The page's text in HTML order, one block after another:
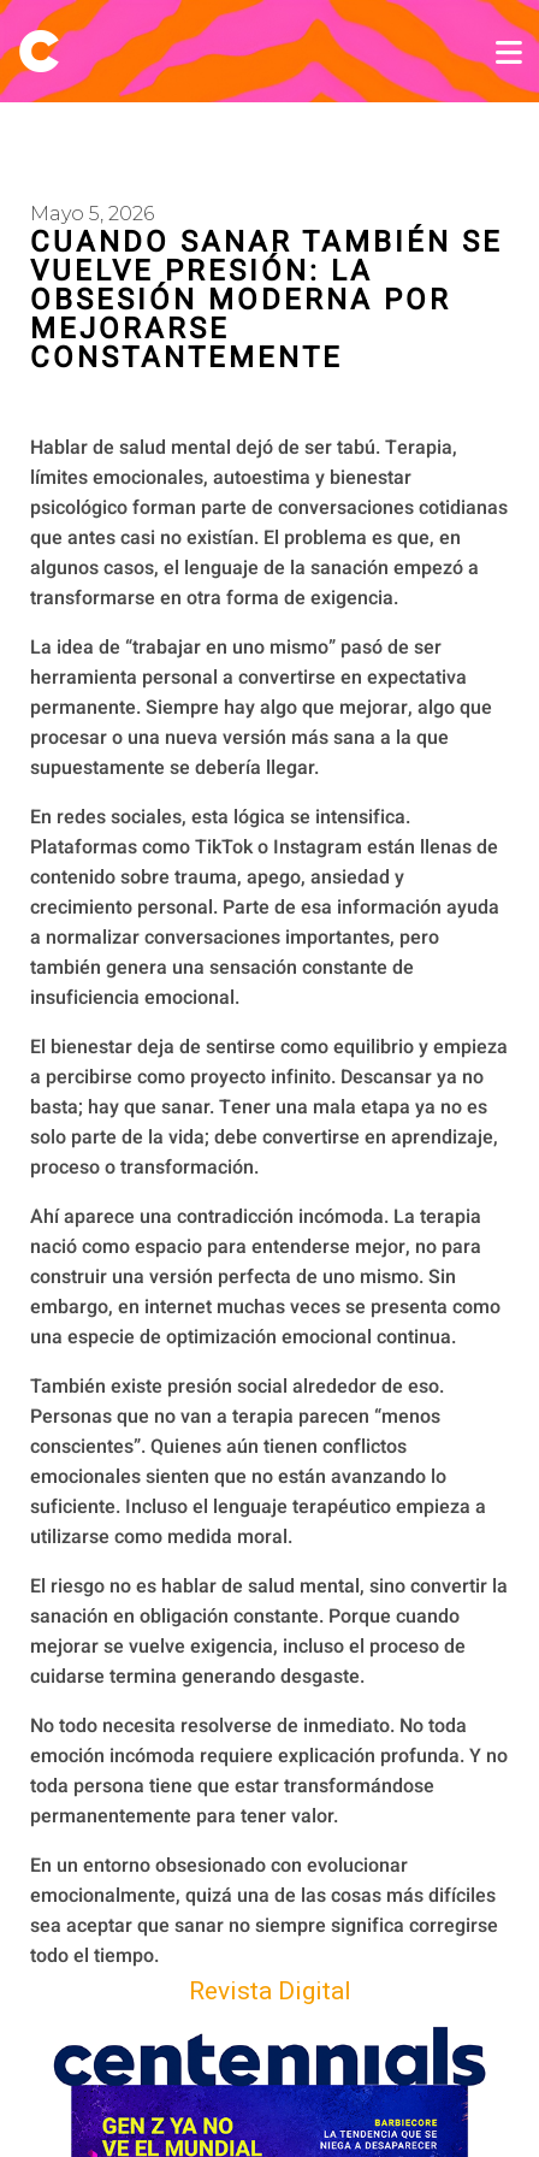
Mayo 5, 2026
CUANDO SANAR TAMBIÉN SE
VUELVE PRESIÓN: LA
OBSESIÓN MODERNA POR
MEJORARSE
CONSTANTEMENTE
Hablar de salud mental dejó de ser tabú. Terapia,
límites emocionales, autoestima y bienestar
psicológico forman parte de conversaciones cotidianas
que antes casi no existían. El problema es que, en
algunos casos, el lenguaje de la sanación empezó a
transformarse en otra forma de exigencia.
La idea de “trabajar en uno mismo” pasó de ser
herramienta personal a convertirse en expectativa
permanente. Siempre hay algo que mejorar, algo que
procesar o una nueva versión más sana a la que
supuestamente se debería llegar.
En redes sociales, esta lógica se intensifica.
Plataformas como TikTok o Instagram están llenas de
contenido sobre trauma, apego, ansiedad y
crecimiento personal. Parte de esa información ayuda
a normalizar conversaciones importantes, pero
también genera una sensación constante de
insuficiencia emocional.
El bienestar deja de sentirse como equilibrio y empieza
a percibirse como proyecto infinito. Descansar ya no
basta; hay que sanar. Tener una mala etapa ya no es
solo parte de la vida; debe convertirse en aprendizaje,
proceso o transformación.
Ahí aparece una contradicción incómoda. La terapia
nació como espacio para entenderse mejor, no para
construir una versión perfecta de uno mismo. Sin
embargo, en internet muchas veces se presenta como
una especie de optimización emocional continua.
También existe presión social alrededor de eso.
Personas que no van a terapia parecen “menos
conscientes”. Quienes aún tienen conflictos
emocionales sienten que no están avanzando lo
suficiente. Incluso el lenguaje terapéutico empieza a
utilizarse como medida moral.
El riesgo no es hablar de salud mental, sino convertir la
sanación en obligación constante. Porque cuando
mejorar se vuelve exigencia, incluso el proceso de
cuidarse termina generando desgaste.
No todo necesita resolverse de inmediato. No toda
emoción incómoda requiere explicación profunda. Y no
toda persona tiene que estar transformándose
permanentemente para tener valor.
En un entorno obsesionado con evolucionar
emocionalmente, quizá una de las cosas más difíciles
sea aceptar que sanar no siempre significa corregirse
todo el tiempo.
Revista Digital